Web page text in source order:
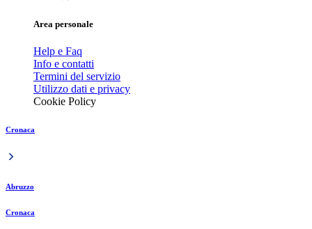
Area personale
Help e Faq
Info e contatti
Termini del servizio
Utilizzo dati e privacy
Cookie Policy
Cronaca
Abruzzo
Cronaca